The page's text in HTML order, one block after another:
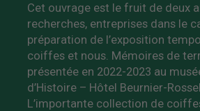
Cet ouvrage est le fruit de deux
recherches, entreprises dans le
préparation de l’exposition
coiffes et nous. Mémoires de
présentée en 2022-2023 au
d’Histoire – Hôtel Beurnier-Rossel.
L’importante collection de